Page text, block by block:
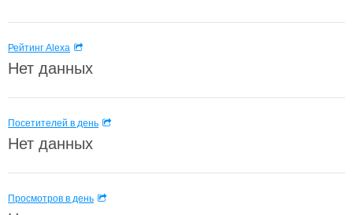
Рейтинг Alexa
Нет данных
Посетителей в день
Нет данных
Просмотров в день